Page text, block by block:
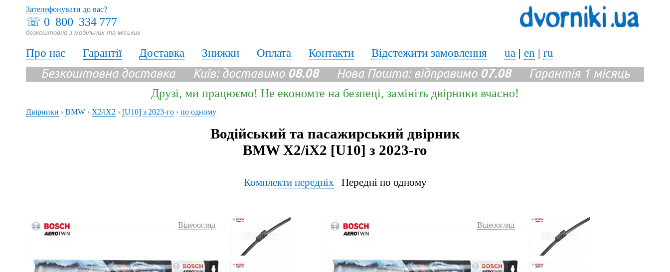
☏ 0 800 334 777
безкоштовно з мобільних та міських
Зателефонувати до вас?
Про нас Гарантії Доставка Знижки Оплата Контакти Відстежити замовлення ua | en | ru
Безкоштовна доставка Київ: доставимо 08.08Нова Пошта: відправимо 07.08Гарантія 1 місяць
Друзі, ми працюємо! Не економте на безпеці, замініть двірники вчасно!
Двірники › BMW › X2/iX2 › [U10] з 2023-го › по одному
Водійський та пасажирський двірник
BMW X2/iX2 [U10] з 2023-го
Комплекти передніхПередні по одному
Відеоогляд Відеоогляд